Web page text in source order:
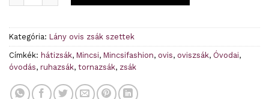
Kategória: Lány ovis zsák szettek
Címkék: hátizsák, Mincsi, Mincsifashion, ovis, oviszsák, Óvodai,
óvodás, ruhazsák, tornazsák, zsák